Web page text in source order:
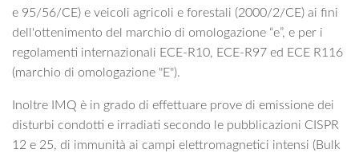
e 95/56/CE) e veicoli agricoli e forestali (2000/2/CE) ai fini
dell'ottenimento del marchio di omologazione “e”, e per i
regolamenti internazionali ECE-R10, ECE-R97 ed ECE R116
(marchio di omologazione "E").
Inoltre IMQ è in grado di effettuare prove di emissione dei
disturbi condotti e irradiati secondo le pubblicazioni CISPR
12 e 25, di immunità ai campi elettromagnetici intensi (Bulk